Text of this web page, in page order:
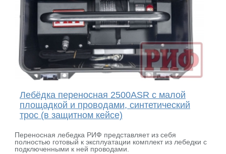
Лебёдка переносная 2500ASR c малой
площадкой и проводами, синтетический
трос (в защитном кейсе)
Переносная лебедка РИФ представляет из себя
полностью готовый к эксплуатации комплект из лебедки с
подключенными к ней проводами.